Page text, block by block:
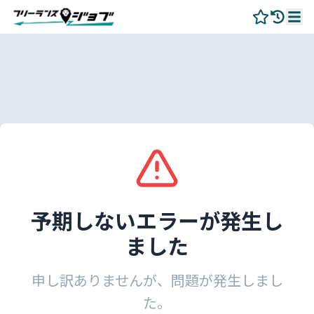
予期しないエラーが発生し
ました
申し訳ありませんが、問題が発生しまし
た。